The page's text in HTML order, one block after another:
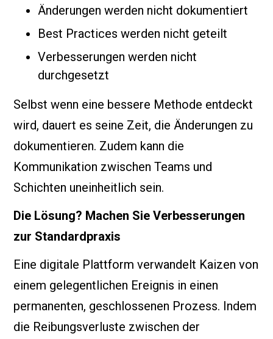
Änderungen werden nicht dokumentiert
Best Practices werden nicht geteilt
Verbesserungen werden nicht
durchgesetzt
Selbst wenn eine bessere Methode entdeckt
wird, dauert es seine Zeit, die Änderungen zu
dokumentieren. Zudem kann die
Kommunikation zwischen Teams und
Schichten uneinheitlich sein.
Die Lösung? Machen Sie Verbesserungen
zur Standardpraxis
Eine digitale Plattform verwandelt Kaizen von
einem gelegentlichen Ereignis in einen
permanenten, geschlossenen Prozess. Indem
die Reibungsverluste zwischen der